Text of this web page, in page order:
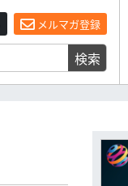
メルマガ登録
検索